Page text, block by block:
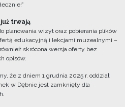
trwają
planowania wizyt oraz pobierania plików
edukacyjną i lekcjami muzealnymi –
skrócona wersja oferty bez
opisów.
że z dniem 1 grudnia 2025 r. oddział
w Dębnie jest zamknięty dla